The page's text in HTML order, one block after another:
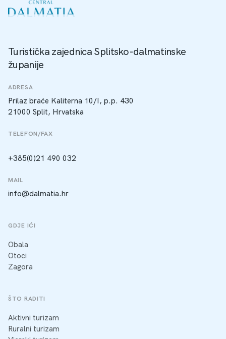
Turistička zajednica Splitsko-dalmatinske
županije
ADRESA
Prilaz braće Kaliterna 10/I, p.p. 430
21000 Split, Hrvatska
TELEFON/FAX
+385(0)21 490 032
MAIL
info@dalmatia.hr
GDJE IĆI
Obala
Otoci
Zagora
ŠTO RADITI
Aktivni turizam
Ruralni turizam